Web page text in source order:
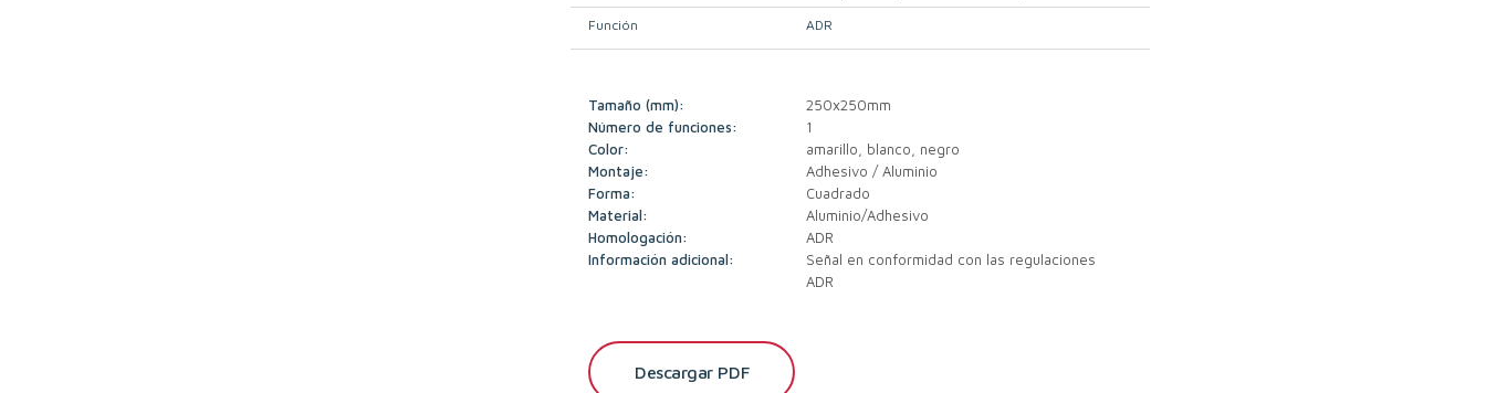
Función ADR
Tamaño (mm):
250x250mm
Número de funciones:
1
Color:
amarillo, blanco, negro
Montaje:
Adhesivo / Aluminio
Forma:
Cuadrado
Material:
Aluminio/Adhesivo
Homologación:
ADR
Información adicional:
Señal en conformidad con las regulaciones
ADR
Descargar PDF